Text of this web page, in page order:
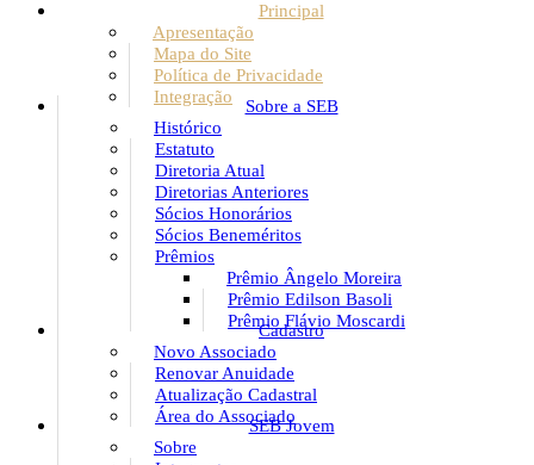
Principal
Apresentação
Mapa do Site
Política de Privacidade
Integração
Sobre a SEB
Histórico
Estatuto
Diretoria Atual
Diretorias Anteriores
Sócios Honorários
Sócios Beneméritos
Prêmios
Prêmio Ângelo Moreira
Prêmio Edilson Basoli
Prêmio Flávio Moscardi
Cadastro
Novo Associado
Renovar Anuidade
Atualização Cadastral
Área do Associado
SEB Jovem
Sobre